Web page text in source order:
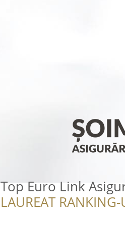
Top Euro Link
LAUREAT